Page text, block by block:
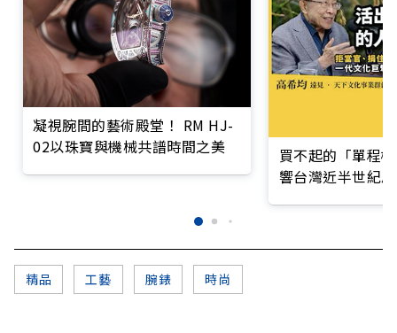
凝視腕間的藝術殿堂！ RM HJ-
02以珠寶與機械共譜時間之美
買不起的「單程
響台灣近半世紀
精品 工藝 腕錶 時尚